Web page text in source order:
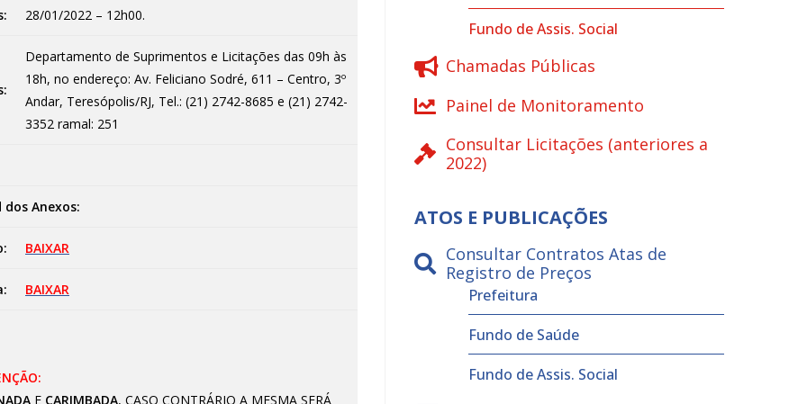
28/01/2022 – 12h00.
Departamento de Suprimentos e Licitações das 09h às
18h, no endereço: Av. Feliciano Sodré, 611 – Centro, 3º
Andar, Teresópolis/RJ, Tel.: (21) 2742-8685 e (21) 2742-
3352 ramal: 251
Anexos:
BAIXAR
BAIXAR
E CARIMBADA, CASO CONTRÁRIO A MESMA SERÁ
Fundo de Assis. Social
Chamadas Públicas
Painel de Monitoramento
Consultar Licitações (anteriores a
2022)
ATOS E PUBLICAÇÕES
Consultar Contratos Atas de
Registro de Preços
Prefeitura
Fundo de Saúde
Fundo de Assis. Social